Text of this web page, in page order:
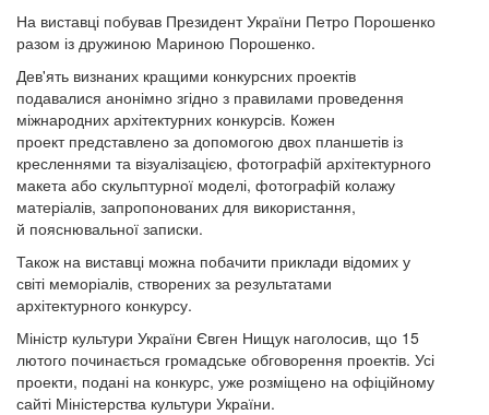
На виставці побував Президент України Петро Порошенко
разом із дружиною Мариною Порошенко.
Дев'ять визнаних кращими конкурсних проектів
подавалися анонімно згідно з правилами проведення
міжнародних архітектурних конкурсів. Кожен
проект представлено за допомогою двох планшетів із
кресленнями та візуалізацією, фотографій архітектурного
макета або скульптурної моделі, фотографій колажу
матеріалів, запропонованих для використання,
й пояснювальної записки.
Також на виставці можна побачити приклади відомих у
світі меморіалів, створених за результатами
архітектурного конкурсу.
Міністр культури України Євген Нищук наголосив, що 15
лютого починається громадське обговорення проектів. Усі
проекти, подані на конкурс, уже розміщено на офіційному
сайті Міністерства культури України.